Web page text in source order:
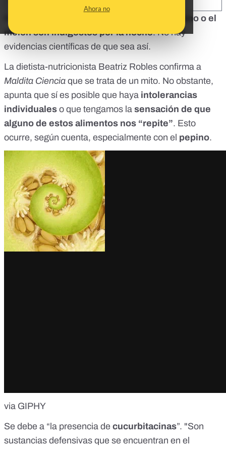
Ahora no
el pepino o el
melón son indigestos por la noche. No hay
evidencias científicas de que sea así.
La dietista-nutricionista Beatriz Robles confirma a
Maldita Ciencia que se trata de un mito. No obstante,
apunta que sí es posible que haya intolerancias
individuales o que tengamos la sensación de que
alguno de estos alimentos nos “repite”. Esto
ocurre, según cuenta, especialmente con el pepino.
via GIPHY
Se debe a “la presencia de cucurbitacinas”. "Son
sustancias defensivas que se encuentran en el